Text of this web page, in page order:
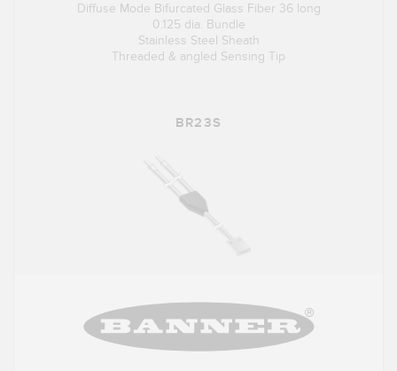
Diffuse Mode Bifurcated Glass Fiber 36 long
0.125 dia. Bundle
Stainless Steel Sheath
Threaded & angled Sensing Tip
BR23S